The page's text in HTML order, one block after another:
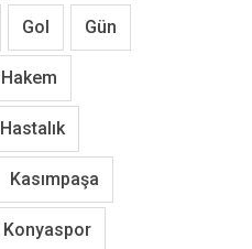
Gol Gün
Hakem
Hastalık
Kasımpaşa
Konyaspor